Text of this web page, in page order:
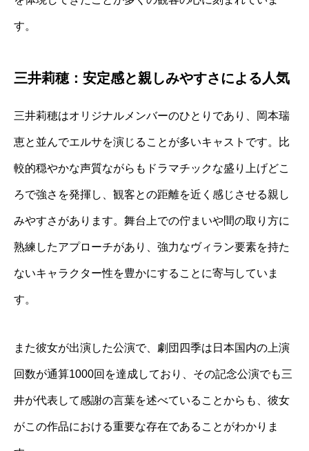
す。
三井莉穂：安定感と親しみやすさによる人気
三井莉穂はオリジナルメンバーのひとりであり、岡本瑞
恵と並んでエルサを演じることが多いキャストです。比
較的穏やかな声質ながらもドラマチックな盛り上げどこ
ろで強さを発揮し、観客との距離を近く感じさせる親し
みやすさがあります。舞台上での佇まいや間の取り方に
熟練したアプローチがあり、強力なヴィラン要素を持た
ないキャラクター性を豊かにすることに寄与していま
す。
また彼女が出演した公演で、劇団四季は日本国内の上演
回数が通算1000回を達成しており、その記念公演でも三
井が代表して感謝の言葉を述べていることからも、彼女
がこの作品における重要な存在であることがわかりま